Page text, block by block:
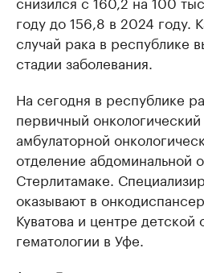
году до 156,8 в 2024 году.
случай рака в республике
стадии заболевания.
На сегодня в республике
первичный
амбулаторной
отделение абдоминальной
Стерлитамаке.
оказывают в
Куватова и центре детской
гематологии в Уфе.